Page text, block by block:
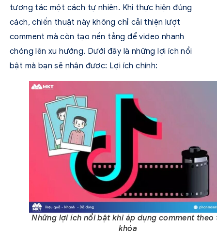
tương tác một cách tự nhiên. Khi thực hiện đúng
cách, chiến thuật này không chỉ cải thiện lượt
comment mà còn tạo nền tảng để video nhanh
chóng lên xu hướng. Dưới đây là những lợi ích nổi
bật mà bạn sẽ nhận được: Lợi ích chính:
Những lợi ích nổi bật khi áp dụng comment theo
khóa